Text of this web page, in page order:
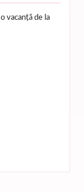
vacanță de la